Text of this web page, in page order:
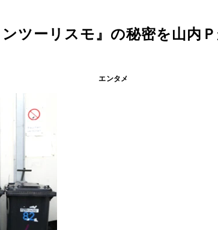
ツーリスモ』の秘密を山内
エンタメ